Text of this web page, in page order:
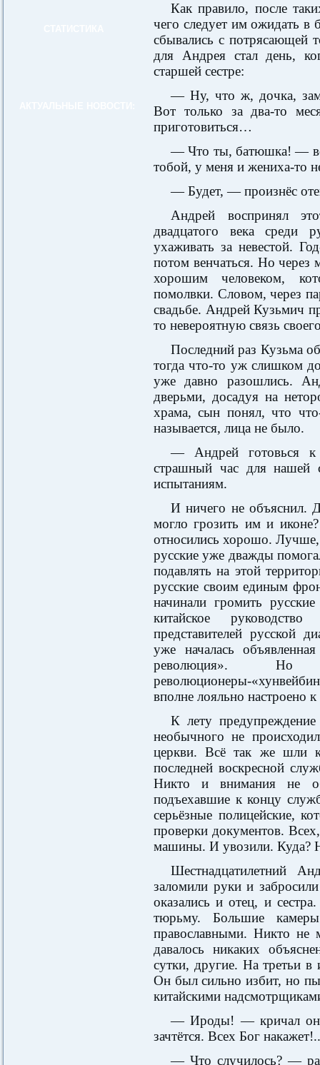
Как правило, после
чего следует им ожидать
сбывались с потрясающей
для Андрея стал день,
старшей сестре:
— Ну, что ж, дочка,
Вот только за два-то
приготовиться…
— Что ты, батюшка! —
тобой, у меня и жениха-то
— Будет, — произнёс
Андрей воспринял
двадцатого века среди
ухаживать за невестой.
потом венчаться. Но через
хорошим человеком,
помолвки. Словом, через
свадьбе. Андрей Кузьмич
то невероятную связь
Последний раз Кузьма
тогда что-то уж слишком
уже давно разошлись.
дверьми, досадуя на
храма, сын понял, что
называется, лица не было.
— Андрей готовься
страшный час для нашей
испытаниям.
И ничего не объяснил.
могло грозить им и
относились хорошо.
русские уже дважды
подавлять на этой
русские своим единым
начинали громить
китайское
представителей русской
уже началась
революция».
революционеры-
вполне лояльно настроено
К лету
необычного не
церкви. Всё так же шли
последней воскресной
Никто и внимания не
подъехавшие к концу
серьёзные полицейские,
проверки документов.
машины. И увозили. Куда?
Шестнадцатилетний
заломили руки и
оказались и отец, и
тюрьму. Большие
православными. Никто не
давалось никаких
сутки, другие. На третьи в
Он был сильно избит, но
китайскими
— Ироды! — кричал он
зачтётся. Всех Бог накажет!..
— Что случилось? —